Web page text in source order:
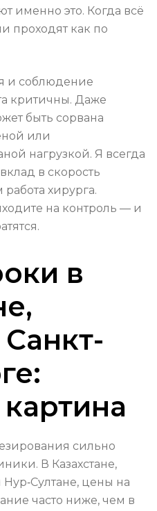
именно это. Когда всё
проходят как по
и соблюдение
критичны. Даже
быть сорвана
или
нагрузкой. Я всегда
в скорость
хирурга.
на контроль — и
в
сильно
В Казахстане,
цены на
часто ниже, чем в